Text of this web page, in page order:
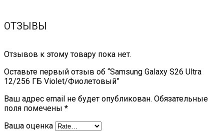
ОТЗЫВЫ
Отзывов к этому товару пока нет.
Оставьте первый отзыв об “Samsung Galaxy S26 Ultra
12/256 ГБ Violet/Фиолетовый”
Ваш адрес email не будет опубликован. Обязательные
поля помечены *
Ваша оценка